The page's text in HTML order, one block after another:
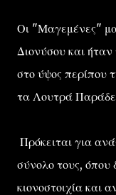
Οι "Μαγεμένες"
Διονύσου και
στο ύψος περίπου
τα Λουτρά
Πρόκειται για
σύνολο τους, όπου
κιονοστοιχία και